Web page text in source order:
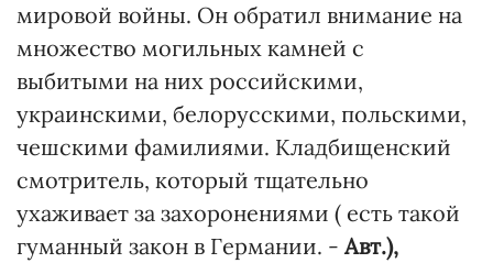
мировой войны. Он обратил внимание на
множество могильных камней с
выбитыми на них российскими,
украинскими, белорусскими, польскими,
чешскими фамилиями. Кладбищенский
смотритель, который тщательно
ухаживает за захоронениями ( есть такой
гуманный закон в Германии. -Авт.),